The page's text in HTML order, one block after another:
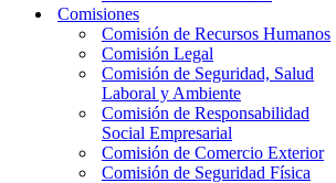
Comisiones
Comisión de Recursos Humanos
Comisión Legal
Comisión de Seguridad, Salud
Laboral y Ambiente
Comisión de Responsabilidad
Social Empresarial
Comisión de Comercio Exterior
Comisión de Seguridad Física